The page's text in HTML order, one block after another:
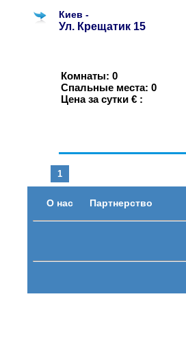
Киев -
Ул. Крещатик 15
Комнаты: 0
Спальные места: 0
Цена за сутки € :
1
О нас Партнерство